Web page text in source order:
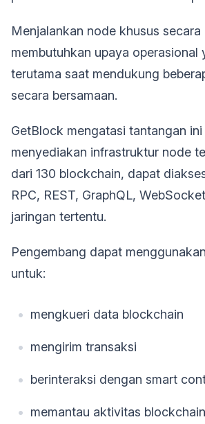
Menjalankan node khusus
membutuhkan upaya operasional
terutama saat mendukung
secara bersamaan.
GetBlock mengatasi tantangan
menyediakan infrastruktur node
dari 130 blockchain, dapat
RPC, REST, GraphQL,
jaringan tertentu.
Pengembang dapat
untuk:
mengkueri data blockchain
mengirim transaksi
berinteraksi dengan smart
memantau aktivitas blockchain